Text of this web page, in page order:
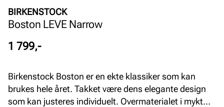
BIRKENSTOCK
Boston LEVE Narrow
Pris
1 799,-
Birkenstock Boston er en ekte klassiker som kan
brukes hele året. Takket være dens elegante design
som kan justeres individuelt. Overmaterialet i mykt